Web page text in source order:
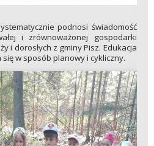
podnosi świadomość
i zrównoważonej gospodarki
i dorosłych z gminy Pisz. Edukacja
w sposób planowy i cykliczny.